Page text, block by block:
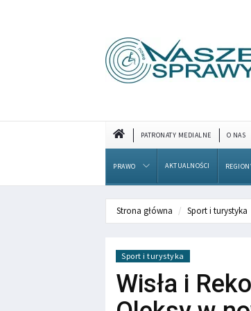
PATRONATY MEDIALNE O NAS
PRAWO AKTUALNOŚCI
Strona główna Sport i turystyka
Sport i turystyka
Wisła i